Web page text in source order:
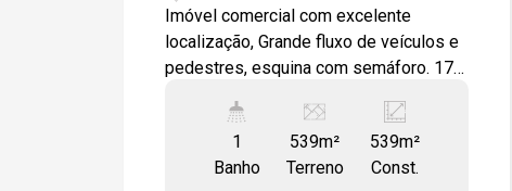
Sorocaba/SP
Imóvel comercial com excelente
localização, Grande fluxo de veículos e
pedestres, esquina com semáforo. 17
1
Banho
539m²
Terreno
539m²
Const.